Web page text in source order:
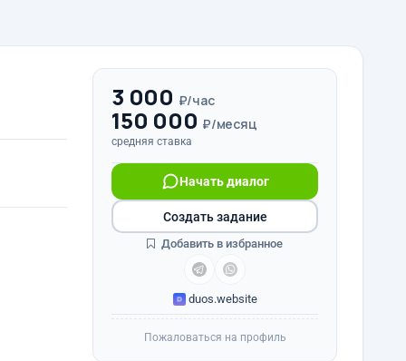
3 000 ₽/час
150 000 ₽/месяц
средняя ставка
Начать диалог
duos.website
Создать задание
Добавить в избранное
Пожаловаться на профиль